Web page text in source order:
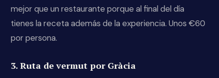
mejor que un restaurante porque al final del día
tienes la receta además de la experiencia. Unos €60
por persona.
3. Ruta de vermut por Gràcia